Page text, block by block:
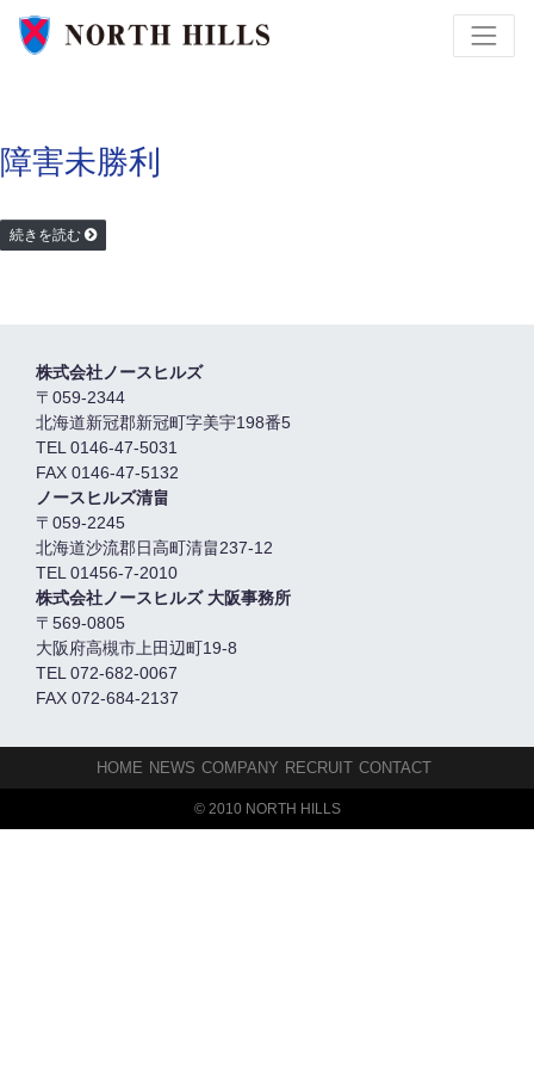
障害未勝利
続きを読む
株式会社ノースヒルズ
〒059-2344
北海道新冠郡新冠町字美宇198番5
TEL 0146-47-5031
FAX 0146-47-5132
ノースヒルズ清畠
〒059-2245
北海道沙流郡日高町清畠237-12
TEL 01456-7-2010
株式会社ノースヒルズ 大阪事務所
〒569-0805
大阪府高槻市上田辺町19-8
TEL 072-682-0067
FAX 072-684-2137
HOME NEWS COMPANY RECRUIT CONTACT
© 2010 NORTH HILLS